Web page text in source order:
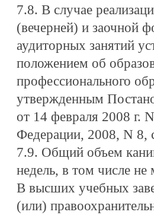
7.8. В случае
(вечерней) и заочной
аудиторных занятий
положением об
профессионального
утвержденным
от 14 февраля 2008 г.
Федерации, 2008, N 8,
7.9. Общий объем
недель, в том числе не
В высших учебных
(или)